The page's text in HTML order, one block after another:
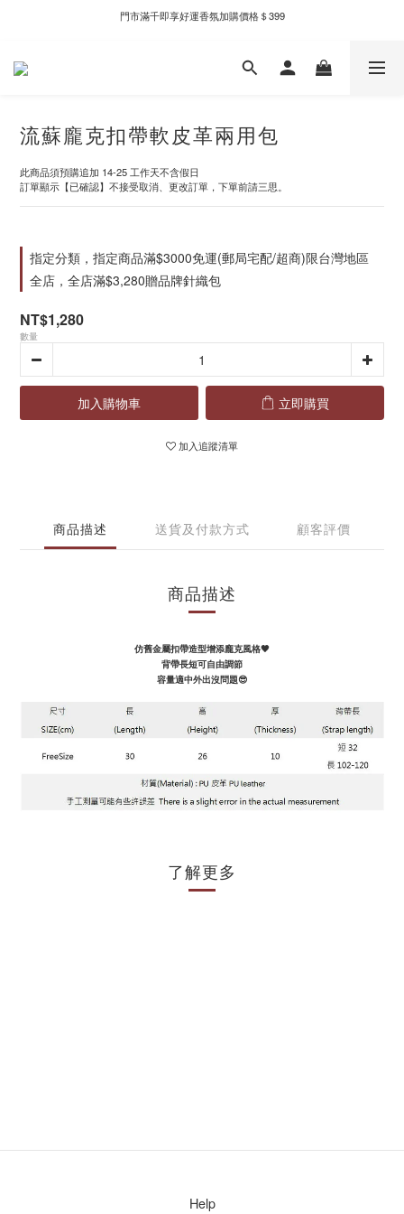
新自製款系列首批限時優惠｜單件95折，任兩件9折
門市滿千即享好運香氛加購價格＄399
流蘇龐克扣帶軟皮革兩用包
此商品須預購追加 14-25 工作天不含假日
訂單顯示【已確認】不接受取消、更改訂單，下單前請三思。
指定分類，指定商品滿$3000免運(郵局宅配/超商)限台灣地區
全店，全店滿$3,280贈品牌針織包
NT$1,280
數量
加入購物車 立即購買
加入追蹤清單
商品描述 送貨及付款方式 顧客評價
商品描述
仿舊金屬扣帶造型增添龐克風格🖤
背帶長短可自由調節
容量適中外出沒問題😎
了解更多
Help